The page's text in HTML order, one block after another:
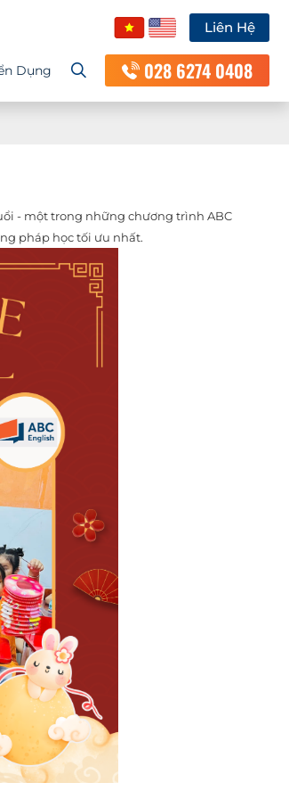
Liên Hệ
Dụng 028 6274 0408
- một trong những chương trình ABC
pháp học tối ưu nhất.